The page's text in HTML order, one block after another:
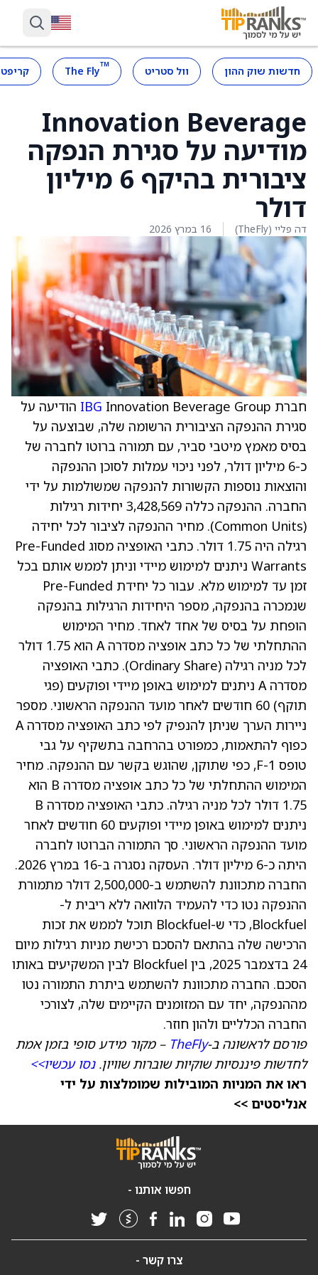
חדשות שוק ההון וול סטריט ™
The Fly
Innovation Beverage
מודיעה על סגירת הנפקה
ציבורית בהיקף 6 מיליון
דולר
דה פליי (TheFly) 16 במרץ 2026
חברת IBG Innovation Beverage Group הודיעה על
סגירת ההנפקה הציבורית הרשומה שלה, שבוצעה על
בסיס מאמץ מיטבי סביר, עם תמורה ברוטו לחברה של
כ-6 מיליון דולר, לפני ניכוי עמלות לסוכן ההנפקה
והוצאות נוספות הקשורות להנפקה שמשולמות על ידי
החברה. ההנפקה כללה 3,428,569 יחידות רגילות
(Common Units). מחיר ההנפקה לציבור לכל יחידה
רגילה היה 1.75 דולר. כתבי האופציה מסוג Pre-Funded
Warrants ניתנים למימוש מיידי וניתן לממש אותם בכל
זמן עד למימוש מלא. עבור כל יחידת Pre-Funded
שנמכרה בהנפקה, מספר היחידות הרגילות בהנפקה
הופחת על בסיס של אחד לאחד. מחיר המימוש
ההתחלתי של כל כתב אופציה מסדרה A הוא 1.75 דולר
לכל מניה רגילה (Ordinary Share). כתבי האופציה
מסדרה A ניתנים למימוש באופן מיידי ופוקעים (פגי
תוקף) 60 חודשים לאחר מועד ההנפקה הראשוני. מספר
ניירות הערך שניתן להנפיק לפי כתב האופציה מסדרה A
כפוף להתאמות, כמפורט בהרחבה בתשקיף על גבי
טופס F-1, כפי שתוקן, שהוגש בקשר עם ההנפקה. מחיר
המימוש ההתחלתי של כל כתב אופציה מסדרה B הוא
1.75 דולר לכל מניה רגילה. כתבי האופציה מסדרה B
ניתנים למימוש באופן מיידי ופוקעים 60 חודשים לאחר
מועד ההנפקה הראשוני. סך התמורה הברוטו לחברה
היתה כ-6 מיליון דולר. העסקה נסגרה ב-16 במרץ 2026.
החברה מתכוונת להשתמש ב-2,500,000 דולר מתמורת
ההנפקה נטו כדי להעמיד הלוואה ללא ריבית ל-
Blockfuel, כדי ש-Blockfuel תוכל לממש את זכות
הרכישה שלה בהתאם להסכם רכישת מניות רגילות מיום
24 בדצמבר 2025, בין Blockfuel לבין המשקיעים באותו
הסכם. החברה מתכוונת להשתמש ביתרת התמורה נטו
מההנפקה, יחד עם המזומנים הקיימים שלה, לצורכי
החברה הכלליים ולהון חוזר.
פורסם לראשונה ב-TheFly – מקור מידע סופי בזמן אמת
לחדשות פיננסיות שוקיות שוברות שוויון.נסו עכשיו>>
ראו את המניות המובילות שמומלצות על ידי
אנליסטים >>
חפשו אותנו -
צרו קשר -